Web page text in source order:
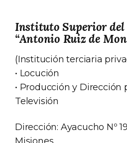
Instituto Superior del
“Antonio Ruiz de
(Institución terciaria
• Locución
• Producción y Dirección
Televisión
Dirección: Ayacucho Nº